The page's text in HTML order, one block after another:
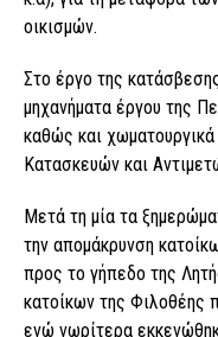
οικισμών.
Στο έργο της
μηχανήματα έργου της
καθώς και
Κατασκευών και
Μετά τη μία τα
την απομάκρυνση
προς το γήπεδο της
κατοίκων της Φιλοθέης
ενώ νωρίτερα